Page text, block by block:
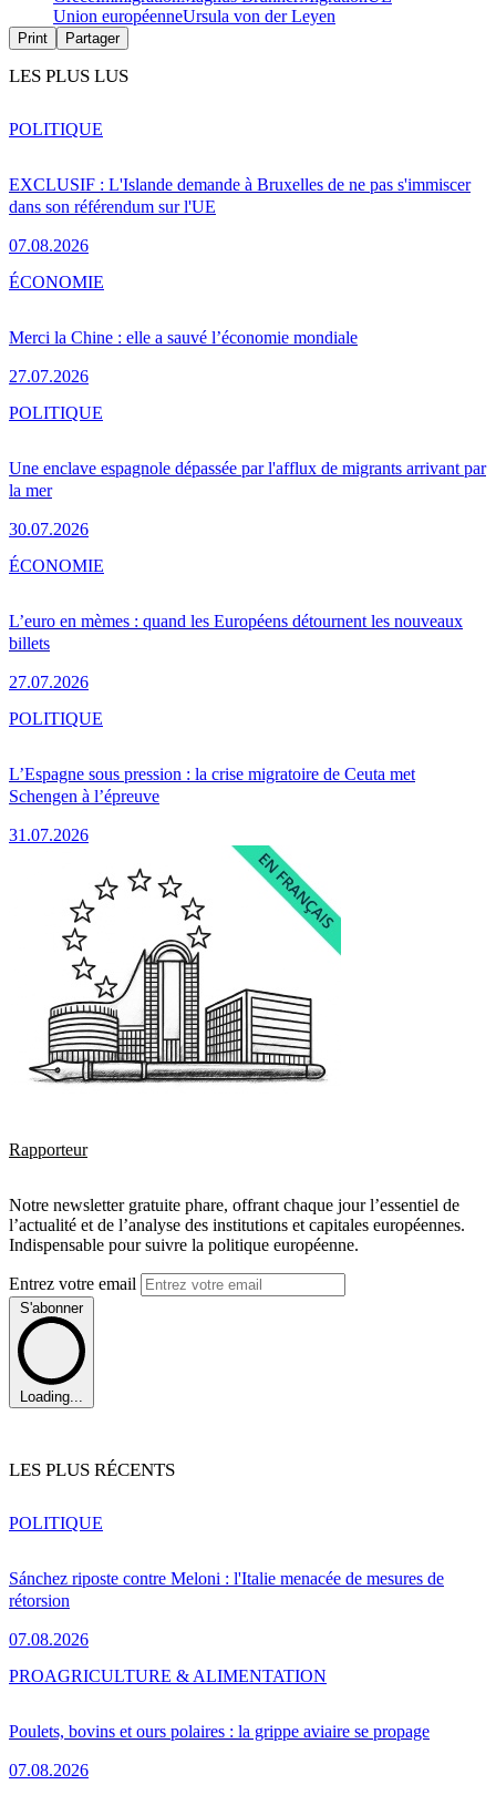
Union européenneUrsula von der Leyen
Print Partager
LES PLUS LUS
EXCLUSIF : L'Islande demande à Bruxelles de ne pas s'immiscer
dans son référendum sur l'UE
07.08.2026
POLITIQUE
Merci la Chine : elle a sauvé l’économie mondiale
27.07.2026
ÉCONOMIE
Une enclave espagnole dépassée par l'afflux de migrants arrivant par
la mer
30.07.2026
POLITIQUE
L’euro en mèmes : quand les Européens détournent les nouveaux
billets
27.07.2026
ÉCONOMIE
L’Espagne sous pression : la crise migratoire de Ceuta met
Schengen à l’épreuve
31.07.2026
POLITIQUE
Rapporteur
Notre newsletter gratuite phare, offrant chaque jour l’essentiel de
l’actualité et de l’analyse des institutions et capitales européennes.
Indispensable pour suivre la politique européenne.
Entrez votre email
S'abonner
Loading...
LES PLUS RÉCENTS
Sánchez riposte contre Meloni : l'Italie menacée de mesures de
rétorsion
07.08.2026
POLITIQUE
Poulets, bovins et ours polaires : la grippe aviaire se propage
07.08.2026
PROAGRICULTURE & ALIMENTATION